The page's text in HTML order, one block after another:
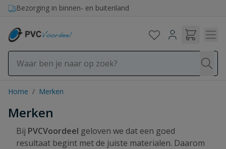
Ga naar de inhoud
Bezorging in binnen- en buitenland
Home / Merken
Merken
Bij PVCVoordeel geloven we dat een goed
resultaat begint met de juiste materialen. Daarom